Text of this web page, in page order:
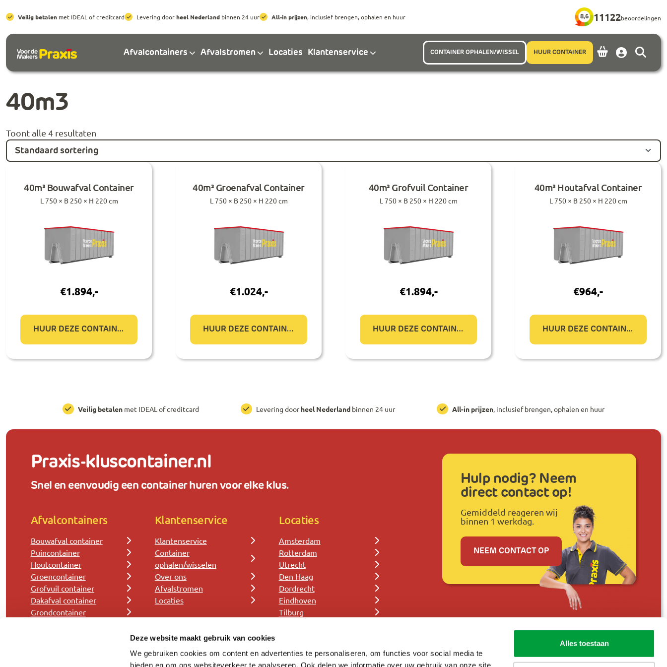
Deze website maakt gebruik van cookies
We gebruiken cookies om content en advertenties te personaliseren, om functies voor social media te
bieden en om ons websiteverkeer te analyseren. Ook delen we informatie over uw gebruik van onze site
Alles toestaan
Veilig betalen met IDEAL of creditcard Levering doorheel Nederland binnen 24 uur All-in prijzen, inclusief brengen, ophalen en huur 8,6 11122beoordelingen
Afvalcontainers Afvalstromen Locaties Klantenservice CONTAINER OPHALEN/WISSEL HUUR CONTAINER Account
40m3
Toont alle 4 resultaten
40m³ Bouwafval Container
L 750 × B 250 × H 220 cm
€1.894,-
HUUR DEZE CONTAINER
40m³ Groenafval Container
L 750 × B 250 × H 220 cm
€1.024,-
HUUR DEZE CONTAINER
40m³ Grofvuil Container
L 750 × B 250 × H 220 cm
€1.894,-
HUUR DEZE CONTAINER
40m³ Houtafval Container
L 750 × B 250 × H 220 cm
€964,-
HUUR DEZE CONTAINER
Veilig betalenmet IDEAL of creditcard Levering doorheel Nederlandbinnen 24 uur All-in prijzen, inclusief brengen, ophalen en huur
Praxis-kluscontainer.nl
Snel en eenvoudig een container huren voor elke klus.
Afvalcontainers
Bouwafval container
Puincontainer
Houtcontainer
Groencontainer
Grofvuil container
Dakafval container
Grondcontainer
Klantenservice
Klantenservice
Container
ophalen/wisselen
Over ons
Afvalstromen
Locaties
Locaties
Amsterdam
Rotterdam
Utrecht
Den Haag
Dordrecht
Eindhoven
Tilburg
Hulp nodig? Neem
direct contact op!
Gemiddeld reageren wij
binnen 1 werkdag.
NEEM CONTACT OP